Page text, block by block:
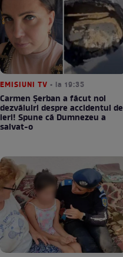
EMISIUNI TV • la 19:35
Carmen Șerban a făcut noi
dezvăluiri despre accidentul de
ieri! Spune că Dumnezeu a
salvat-o